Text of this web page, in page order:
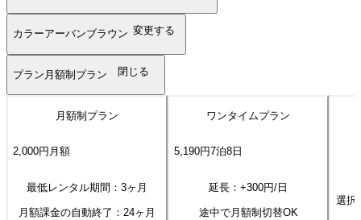
カラーアーバンブラウン 変更する
プラン 月額制プラン 閉じる
月額制プラン
2,000円 月額
最低レンタル期間：3ヶ月
月額課金の自動終了： 24ヶ月
ワンタイムプラン
5,190円7泊8 日
延長：+300円/日
途中で月額制切替OK
選択